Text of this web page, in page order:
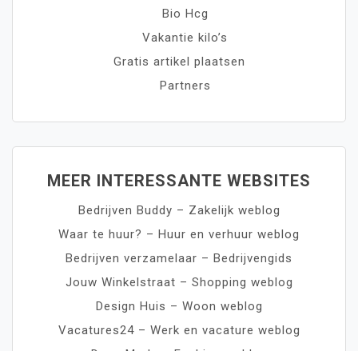
Bio Hcg
Vakantie kilo’s
Gratis artikel plaatsen
Partners
MEER INTERESSANTE WEBSITES
Bedrijven Buddy – Zakelijk weblog
Waar te huur? – Huur en verhuur weblog
Bedrijven verzamelaar – Bedrijvengids
Jouw Winkelstraat – Shopping weblog
Design Huis – Woon weblog
Vacatures24 – Werk en vacature weblog